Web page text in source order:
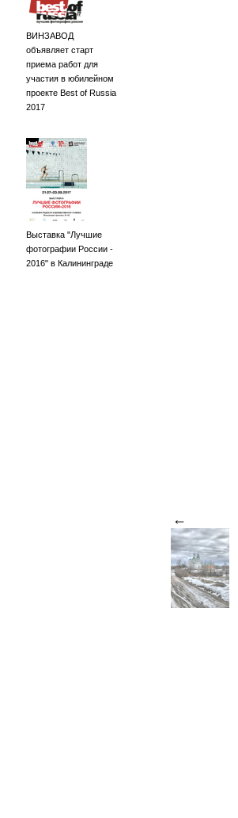
ВИНЗАВОД
объявляет старт
приема работ для
участия в юбилейном
проекте Best of Russia
2017
Выставка "Лучшие
фотографии России -
2016" в Калининграде
←